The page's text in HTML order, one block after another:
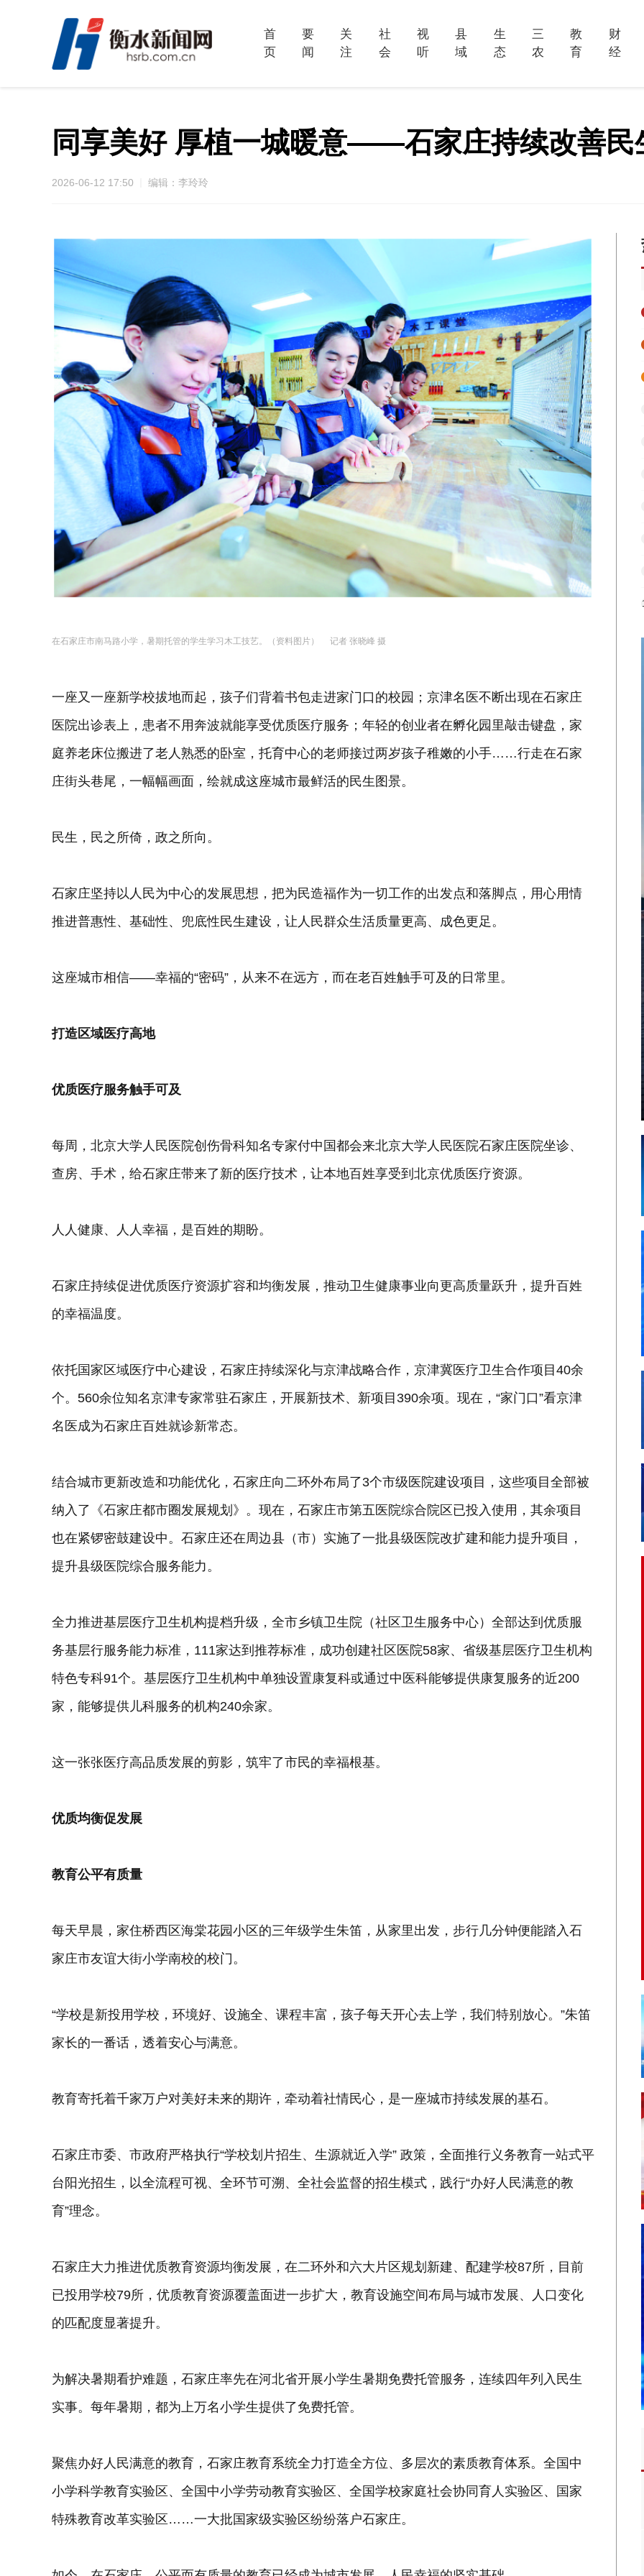
首
页
要
闻
关
注
社
会
视
听
县
域
生
态
三
农
教
育
财
经
同享美好 厚植一城暖意——石家庄持续改善民
2026-06-12 17:50 编辑：李玲玲
在石家庄市南马路小学，暑期托管的学生学习木工技艺。（资料图片） 记者 张晓峰 摄
一座又一座新学校拔地而起，孩子们背着书包走进家门口的校园；京津名医不断出现在石家庄
医院出诊表上，患者不用奔波就能享受优质医疗服务；年轻的创业者在孵化园里敲击键盘，家
庭养老床位搬进了老人熟悉的卧室，托育中心的老师接过两岁孩子稚嫩的小手……行走在石家
庄街头巷尾，一幅幅画面，绘就成这座城市最鲜活的民生图景。
民生，民之所倚，政之所向。
石家庄坚持以人民为中心的发展思想，把为民造福作为一切工作的出发点和落脚点，用心用情
推进普惠性、基础性、兜底性民生建设，让人民群众生活质量更高、成色更足。
这座城市相信——幸福的“密码”，从来不在远方，而在老百姓触手可及的日常里。
打造区域医疗高地
优质医疗服务触手可及
每周，北京大学人民医院创伤骨科知名专家付中国都会来北京大学人民医院石家庄医院坐诊、
查房、手术，给石家庄带来了新的医疗技术，让本地百姓享受到北京优质医疗资源。
人人健康、人人幸福，是百姓的期盼。
石家庄持续促进优质医疗资源扩容和均衡发展，推动卫生健康事业向更高质量跃升，提升百姓
的幸福温度。
依托国家区域医疗中心建设，石家庄持续深化与京津战略合作，京津冀医疗卫生合作项目40余
个。560余位知名京津专家常驻石家庄，开展新技术、新项目390余项。现在，“家门口”看京津
名医成为石家庄百姓就诊新常态。
结合城市更新改造和功能优化，石家庄向二环外布局了3个市级医院建设项目，这些项目全部被
纳入了《石家庄都市圈发展规划》。现在，石家庄市第五医院综合院区已投入使用，其余项目
也在紧锣密鼓建设中。石家庄还在周边县（市）实施了一批县级医院改扩建和能力提升项目，
提升县级医院综合服务能力。
全力推进基层医疗卫生机构提档升级，全市乡镇卫生院（社区卫生服务中心）全部达到优质服
务基层行服务能力标准，111家达到推荐标准，成功创建社区医院58家、省级基层医疗卫生机构
特色专科91个。基层医疗卫生机构中单独设置康复科或通过中医科能够提供康复服务的近200
家，能够提供儿科服务的机构240余家。
这一张张医疗高品质发展的剪影，筑牢了市民的幸福根基。
优质均衡促发展
教育公平有质量
每天早晨，家住桥西区海棠花园小区的三年级学生朱笛，从家里出发，步行几分钟便能踏入石
家庄市友谊大街小学南校的校门。
“学校是新投用学校，环境好、设施全、课程丰富，孩子每天开心去上学，我们特别放心。”朱笛
家长的一番话，透着安心与满意。
教育寄托着千家万户对美好未来的期许，牵动着社情民心，是一座城市持续发展的基石。
石家庄市委、市政府严格执行“学校划片招生、生源就近入学” 政策，全面推行义务教育一站式平
台阳光招生，以全流程可视、全环节可溯、全社会监督的招生模式，践行“办好人民满意的教
育”理念。
石家庄大力推进优质教育资源均衡发展，在二环外和六大片区规划新建、配建学校87所，目前
已投用学校79所，优质教育资源覆盖面进一步扩大，教育设施空间布局与城市发展、人口变化
的匹配度显著提升。
为解决暑期看护难题，石家庄率先在河北省开展小学生暑期免费托管服务，连续四年列入民生
实事。每年暑期，都为上万名小学生提供了免费托管。
聚焦办好人民满意的教育，石家庄教育系统全力打造全方位、多层次的素质教育体系。全国中
小学科学教育实验区、全国中小学劳动教育实验区、全国学校家庭社会协同育人实验区、国家
特殊教育改革实验区……一大批国家级实验区纷纷落户石家庄。